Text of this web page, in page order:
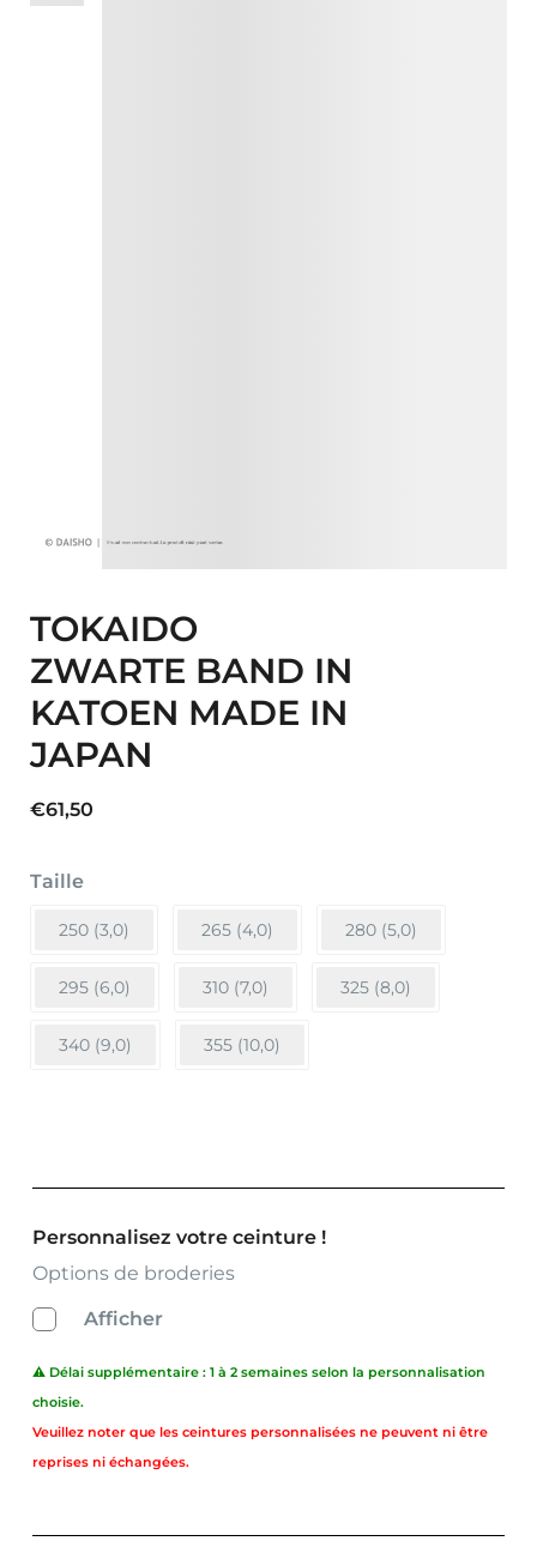
TOKAIDO
ZWARTE BAND IN
KATOEN MADE IN
JAPAN
€61,50
Taille
250 (3,0) 265 (4,0) 280 (5,0)
295 (6,0) 310 (7,0) 325 (8,0)
340 (9,0) 355 (10,0)
Personnalisez votre ceinture !
Options de broderies
Afficher
⚠️ Délai supplémentaire : 1 à 2 semaines selon la personnalisation
choisie.
Veuillez noter que les ceintures personnalisées ne peuvent ni être
reprises ni échangées.